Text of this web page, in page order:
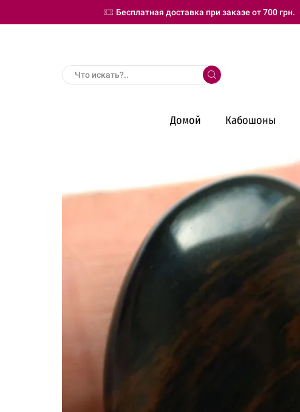
Бесплатная доставка при заказе от 700 грн.
Домой Кабошоны